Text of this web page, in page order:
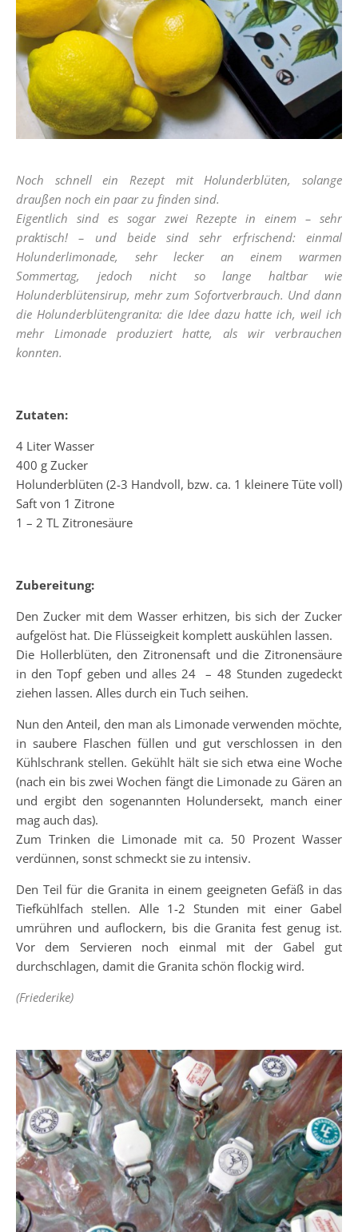
Noch schnell ein Rezept mit Holunderblüten, solange
draußen noch ein paar zu finden sind.
Eigentlich sind es sogar zwei Rezepte in einem – sehr
praktisch! – und beide sind sehr erfrischend: einmal
Holunderlimonade, sehr lecker an einem warmen
Sommertag, jedoch nicht so lange haltbar wie
Holunderblütensirup, mehr zum Sofortverbrauch. Und dann
die Holunderblütengranita: die Idee dazu hatte ich, weil ich
mehr Limonade produziert hatte, als wir verbrauchen
konnten.
Zutaten:
4 Liter Wasser
400 g Zucker
Holunderblüten (2-3 Handvoll, bzw. ca. 1 kleinere Tüte voll)
Saft von 1 Zitrone
1 – 2 TL Zitronesäure
Zubereitung:
Den Zucker mit dem Wasser erhitzen, bis sich der Zucker
aufgelöst hat. Die Flüsseigkeit komplett auskühlen lassen.
Die Hollerblüten, den Zitronensaft und die Zitronensäure
in den Topf geben und alles 24 – 48 Stunden zugedeckt
ziehen lassen. Alles durch ein Tuch seihen.
Nun den Anteil, den man als Limonade verwenden möchte,
in saubere Flaschen füllen und gut verschlossen in den
Kühlschrank stellen. Gekühlt hält sie sich etwa eine Woche
(nach ein bis zwei Wochen fängt die Limonade zu Gären an
und ergibt den sogenannten Holundersekt, manch einer
mag auch das).
Zum Trinken die Limonade mit ca. 50 Prozent Wasser
verdünnen, sonst schmeckt sie zu intensiv.
Den Teil für die Granita in einem geeigneten Gefäß in das
Tiefkühlfach stellen. Alle 1-2 Stunden mit einer Gabel
umrühren und auflockern, bis die Granita fest genug ist.
Vor dem Servieren noch einmal mit der Gabel gut
durchschlagen, damit die Granita schön flockig wird.
(Friederike)